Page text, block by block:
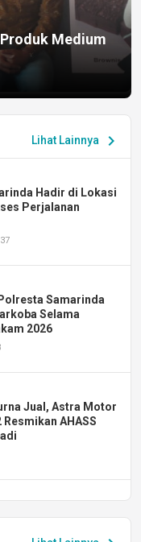
Medium
Lihat Lainnya chevron_right
Hadir di Lokasi
Perjalanan
Samarinda
Selama
2026
Jual, Astra Motor
AHASS